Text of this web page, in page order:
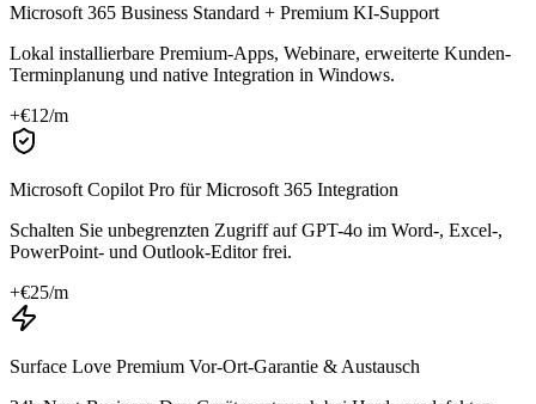
Microsoft 365 Business Standard + Premium KI-Support
Lokal installierbare Premium-Apps, Webinare, erweiterte Kunden-
Terminplanung und native Integration in Windows.
+€12/m
Microsoft Copilot Pro für Microsoft 365 Integration
Schalten Sie unbegrenzten Zugriff auf GPT-4o im Word-, Excel-,
PowerPoint- und Outlook-Editor frei.
+€25/m
Surface Love Premium Vor-Ort-Garantie & Austausch